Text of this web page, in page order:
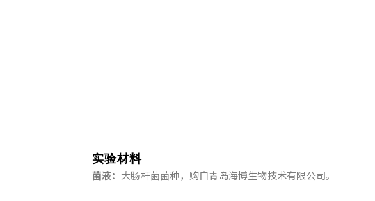
实验材料
菌液： 大肠杆菌菌种，购自青岛海博生物技术有限公司。